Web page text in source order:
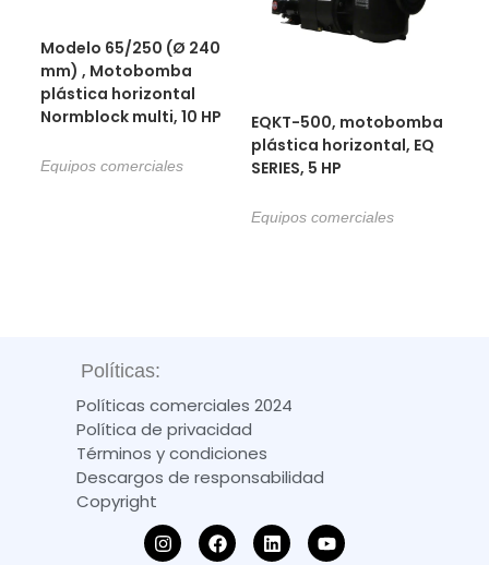
Modelo 65/250 (Ø 240
mm) , Motobomba
plástica horizontal
Normblock multi, 10 HP
Equipos comerciales
EQKT-500, motobomba
plástica horizontal, EQ
SERIES, 5 HP
Equipos comerciales
Políticas:
Políticas comerciales 2024
Política de privacidad
Términos y condiciones
Descargos de responsabilidad
Copyright